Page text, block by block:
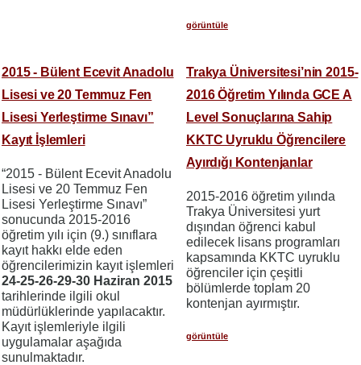
görüntüle
2015 - Bülent Ecevit Anadolu
Lisesi ve 20 Temmuz Fen
Lisesi Yerleştirme Sınavı”
Kayıt İşlemleri
“2015 - Bülent Ecevit Anadolu
Lisesi ve 20 Temmuz Fen
Lisesi Yerleştirme Sınavı”
sonucunda 2015-2016
öğretim yılı için (9.) sınıflara
kayıt hakkı elde eden
öğrencilerimizin kayıt işlemleri
24-25-26-29-30 Haziran 2015
tarihlerinde ilgili okul
müdürlüklerinde yapılacaktır.
Kayıt işlemleriyle ilgili
uygulamalar aşağıda
sunulmaktadır.
Trakya Üniversitesi’nin 2015-
2016 Öğretim Yılında GCE A
Level Sonuçlarına Sahip
KKTC Uyruklu Öğrencilere
Ayırdığı Kontenjanlar
2015-2016 öğretim yılında
Trakya Üniversitesi yurt
dışından öğrenci kabul
edilecek lisans programları
kapsamında KKTC uyruklu
öğrenciler için çeşitli
bölümlerde toplam 20
kontenjan ayırmıştır.
görüntüle